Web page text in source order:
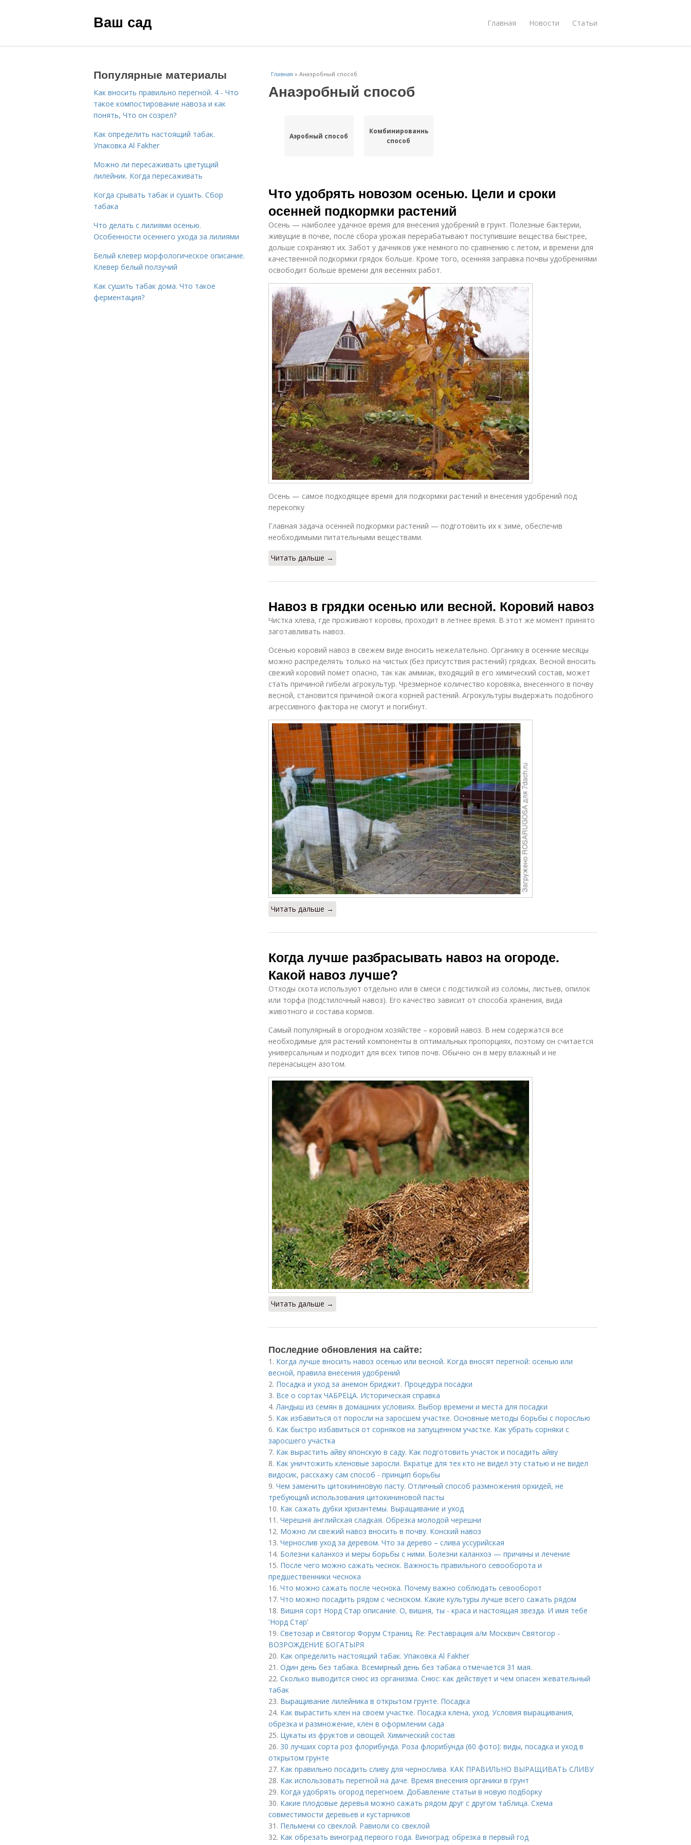
Ваш сад Главная Новости Статьи
Главная » Анаэробный способ
Анаэробный способ
Аэробный способ
Комбинированный
способ
Что удобрять новозом осенью. Цели и сроки
осенней подкормки растений
Осень — наиболее удачное время для внесения удобрений в грунт. Полезные бактерии,
живущие в почве, после сбора урожая перерабатывают поступившие вещества быстрее,
дольше сохраняют их. Забот у дачников уже немного по сравнению с летом, и времени для
качественной подкормки грядок больше. Кроме того, осенняя заправка почвы удобрениями
освободит больше времени для весенних работ.
Осень — самое подходящее время для подкормки растений и внесения удобрений под
перекопку
Главная задача осенней подкормки растений — подготовить их к зиме, обеспечив
необходимыми питательными веществами.
Читать дальше →
Навоз в грядки осенью или весной. Коровий навоз
Чистка хлева, где проживают коровы, проходит в летнее время. В этот же момент принято
заготавливать навоз.
Осенью коровий навоз в свежем виде вносить нежелательно. Органику в осенние месяцы
можно распределять только на чистых (без присутствия растений) грядках. Весной вносить
свежий коровий помет опасно, так как аммиак, входящий в его химический состав, может
стать причиной гибели агрокультур. Чрезмерное количество коровяка, внесенного в почву
весной, становится причиной ожога корней растений. Агрокультуры выдержать подобного
агрессивного фактора не смогут и погибнут.
Читать дальше →
Когда лучше разбрасывать навоз на огороде.
Какой навоз лучше?
Отходы скота используют отдельно или в смеси с подстилкой из соломы, листьев, опилок
или торфа (подстилочный навоз). Его качество зависит от способа хранения, вида
животного и состава кормов.
Самый популярный в огородном хозяйстве – коровий навоз. В нем содержатся все
необходимые для растений компоненты в оптимальных пропорциях, поэтому он считается
универсальным и подходит для всех типов почв. Обычно он в меру влажный и не
перенасыщен азотом.
Читать дальше →
Последние обновления на сайте:
1. Когда лучше вносить навоз осенью или весной. Когда вносят перегной: осенью или
весной, правила внесения удобрений
2. Посадка и уход за анемон бриджит. Процедура посадки
3. Все о сортах ЧАБРЕЦА. Историческая справка
4.Ландыш из семян в домашних условиях. Выбор времени и места для посадки
5. Как избавиться от поросли на заросшем участке. Основные методы борьбы с порослью
6. Как быстро избавиться от сорняков на запущенном участке. Как убрать сорняки с
заросшего участка
7. Как вырастить айву японскую в саду. Как подготовить участок и посадить айву
8. Как уничтожить кленовые заросли. Вкратце для тех кто не видел эту статью и не видел
видосик, расскажу сам способ - принцип борьбы
9. Чем заменить цитокининовую пасту. Отличный способ размножения орхидей, не
требующий использования цитокининовой пасты
10. Как сажать дубки хризантемы. Выращивание и уход
11. Черешня английская сладкая. Обрезка молодой черешни
12. Можно ли свежий навоз вносить в почву. Конский навоз
13. Чернослив уход за деревом. Что за дерево – слива уссурийская
14. Болезни каланхоэ и меры борьбы с ними. Болезни каланхоэ — причины и лечение
15. После чего можно сажать чеснок. Важность правильного севооборота и
предшественники чеснока
16. Что можно сажать после чеснока. Почему важно соблюдать севооборот
17. Что можно посадить рядом с чесноком. Какие культуры лучше всего сажать рядом
18. Вишня сорт Норд Стар описание. О, вишня, ты - краса и настоящая звезда. И имя тебе
'Hорд Стар'
19. Светозар и Святогор Форум Страниц. Re: Реставрация а/м Москвич Святогор -
ВОЗРОЖДЕНИЕ БОГАТЫРЯ
20. Как определить настоящий табак. Упаковка Al Fakher
21. Один день без табака. Всемирный день без табака отмечается 31 мая.
22. Сколько выводится снюс из организма. Снюс: как действует и чем опасен жевательный
табак
23. Выращивание лилейника в открытом грунте. Посадка
24. Как вырастить клен на своем участке. Посадка клена, уход. Условия выращивания,
обрезка и размножение, клен в оформлении сада
25. Цукаты из фруктов и овощей. Химический состав
26. 30 лучших сорта роз флорибунда. Роза флорибунда (60 фото): виды, посадка и уход в
открытом грунте
27. Как правильно посадить сливу для чернослива. КАК ПРАВИЛЬНО ВЫРАЩИВАТЬ СЛИВУ
28. Как использовать перегной на даче. Время внесения органики в грунт
29. Когда удобрять огород перегноем. Добавление статьи в новую подборку
30. Какие плодовые деревья можно сажать рядом друг с другом таблица. Схема
совместимости деревьев и кустарников
31. Пельмени со свеклой. Равиоли со свеклой
32. Как обрезать виноград первого года. Виноград: обрезка в первый год
Популярные материалы
Как вносить правильно перегной. 4 - Что
такое компостирование навоза и как
понять, Что он созрел?
Как определить настоящий табак.
Упаковка Al Fakher
Можно ли пересаживать цветущий
лилейник. Когда пересаживать
Когда срывать табак и сушить. Сбор
табака
Что делать с лилиями осенью.
Особенности осеннего ухода за лилиями
Белый клевер морфологическое описание.
Клевер белый ползучий
Как сушить табак дома. Что такое
ферментация?